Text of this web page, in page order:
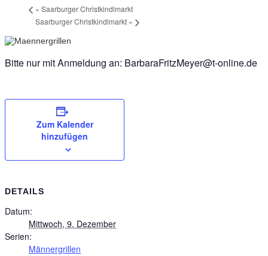
« Saarburger Christkindlmarkt
Saarburger Christkindlmarkt »
Bitte nur mit Anmeldung an: BarbaraFritzMeyer@t-online.de
Zum Kalender
hinzufügen
DETAILS
Datum:
Mittwoch, 9. Dezember
Serien:
Männergrillen